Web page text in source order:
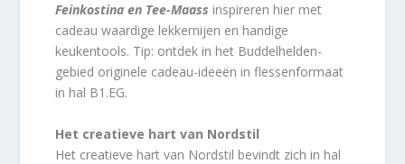
Feinkostina en Tee-Maass inspireren hier met
cadeau waardige lekkernijen en handige
keukentools. Tip: ontdek in het Buddelhelden-
gebied originele cadeau-ideeën in flessenformaat
in hal B1.EG.
Het creatieve hart van Nordstil
Het creatieve hart van Nordstil bevindt zich in hal